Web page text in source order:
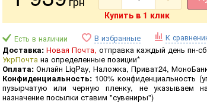
Купить в 1 клик
Есть в наличии В избранные К
Доставка: Новая Почта, отправка каждый день пн-
УкрПочта на определенные позиции*
Оплата: Онлайн LiqPay, Наложка, Приват24,
Конфиденциальность: 100% конфиденциальность (
пузырчатую или черную пленку, не указываем
назначение посылки ставим "сувениры")